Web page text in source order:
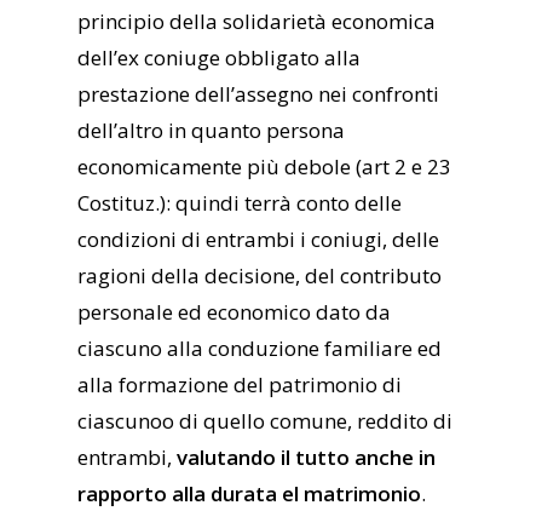
principio della solidarietà economica
dell’ex coniuge obbligato alla
prestazione dell’assegno nei confronti
dell’altro in quanto persona
economicamente più debole (art 2 e 23
Costituz.): quindi terrà conto delle
condizioni di entrambi i coniugi, delle
ragioni della decisione, del contributo
personale ed economico dato da
ciascuno alla conduzione familiare ed
alla formazione del patrimonio di
ciascunoo di quello comune, reddito di
entrambi, valutando il tutto anche in
rapporto alla durata el matrimonio.